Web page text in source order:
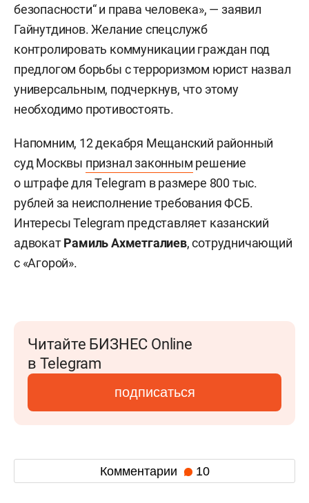
безопасности“ и права человека», — заявил
Гайнутдинов. Желание спецслужб
контролировать коммуникации граждан под
предлогом борьбы с терроризмом юрист назвал
универсальным, подчеркнув, что этому
необходимо противостоять.
Напомним, 12 декабря Мещанский районный
суд Москвы признал законным решение
о штрафе для Telegram в размере 800 тыс.
рублей за неисполнение требования ФСБ.
Интересы Telegram представляет казанский
адвокатРамиль Ахметгалиев, сотрудничающий
с «Агорой».
Читайте БИЗНЕС Online
в Telegram
подписаться
Комментарии 10